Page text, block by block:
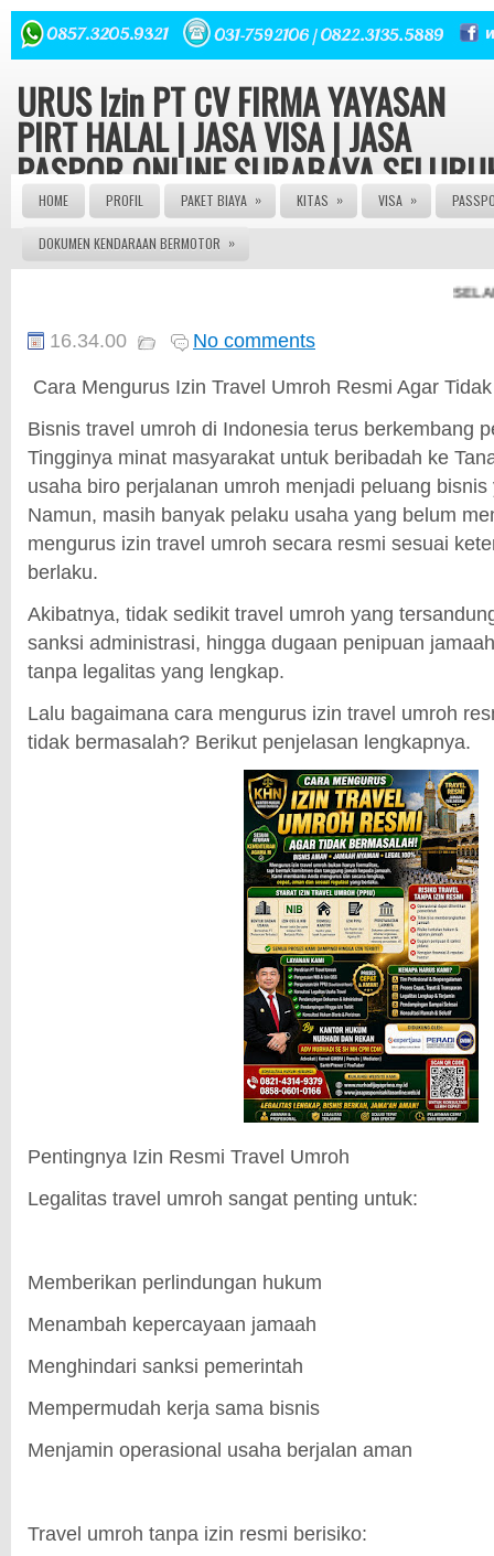
URUS Izin PT CV FIRMA YAYASAN
PIRT HALAL | JASA VISA | JASA
PASPOR ONLINE SURABAYA
INDONESIA
Konsultasi hukum dan Perizinan Gratis | Urus Izin PT CV
JASA PASPOR RUSAK | JASA PEMBUATAN PASPOR |
PASPOR | AGEN VISA | JASA VISA ONLINE | JASA
ONLINE | JASA KITAS ONLINE | JASA PEMBUATAN
ONLINE | JASA PENGURUSNA SIM | JASA PEMBUATAN
| JASA PEMBUATAN PT | SIUP | NPWP
HOME PROFIL PAKET BIAYA » KITAS » VISA »
DOKUMEN KENDARAAN BERMOTOR »
SELAMAT
16.34.00
No comments
Cara Mengurus Izin Travel Umroh Resmi Agar
Bisnis travel umroh di Indonesia terus berkembang
Tingginya minat masyarakat untuk beribadah ke
usaha biro perjalanan umroh menjadi peluang
Namun, masih banyak pelaku usaha yang belum
mengurus izin travel umroh secara resmi sesuai
berlaku.
Akibatnya, tidak sedikit travel umroh yang
sanksi administrasi, hingga dugaan penipuan
tanpa legalitas yang lengkap.
Lalu bagaimana cara mengurus izin travel umroh
tidak bermasalah? Berikut penjelasan lengkapnya.
Pentingnya Izin Resmi Travel Umroh
Legalitas travel umroh sangat penting untuk:
Memberikan perlindungan hukum
Menambah kepercayaan jamaah
Menghindari sanksi pemerintah
Mempermudah kerja sama bisnis
Menjamin operasional usaha berjalan aman
Travel umroh tanpa izin resmi berisiko: